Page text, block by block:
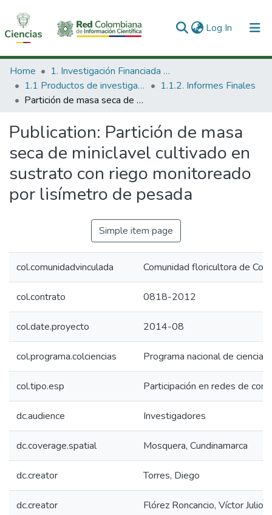
Log In (current)
Communities & Collections
All of DSpace
Home
1. Investigación Financiada con Recursos Públicos
1.1 Productos de investigación
1.1.2. Informes Finales
Partición de masa seca de miniclavel cultivado en sustrato con riego monitoreado por lisímetro de pesada
Publication: Partición de masa
seca de miniclavel cultivado en
sustrato con riego monitoreado
por lisímetro de pesada
Simple item page
col.comunidadvinculada Comunidad floricultora de
col.contrato 0818-2012
col.date.proyecto 2014-08
col.programa.colciencias Programa nacional de ciencia,
col.tipo.esp Participación en redes de
dc.audience Investigadores
dc.coverage.spatial Mosquera, Cundinamarca
dc.creator Torres, Diego
dc.creator Flórez Roncancio, Víctor Julio